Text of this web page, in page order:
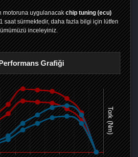
motoruna uygulanacak chip tuning (ecu)
saat sürmektedir, daha fazla bilgi için lütfen
inceleyiniz.
Grafiği
Tork (Nm)